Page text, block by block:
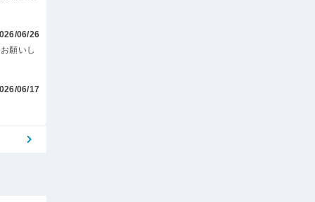
06/26
願いし
06/17